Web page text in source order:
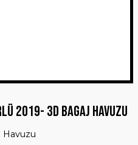
2019- 3D Bagaj Havuzu
Havuzu